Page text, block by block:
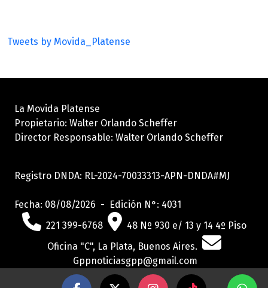
Tweets by Movida_Platense
La Movida Platense
Propietario: Walter Orlando Scheffer
Director Responsable: Walter Orlando Scheffer
Registro DNDA: RL-2024-70033313-APN-DNDA#MJ
Fecha: 08/08/2026 - Edición N°: 4031
221 399-6768
48 Nº 930 e/ 13 y 14 4º Piso
Oficina "C", La Plata, Buenos Aires.
Gppnoticiasgpp@gmail.com